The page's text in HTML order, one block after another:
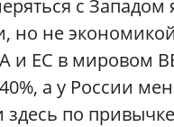
с Западом
но не
и ЕС в мировом
а у России
здесь по привычке